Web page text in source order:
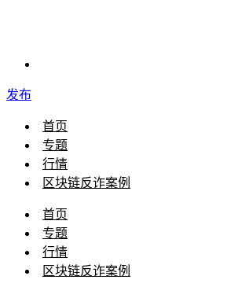
发布
首页
专题
行情
区块链反诈案例
首页
专题
行情
区块链反诈案例